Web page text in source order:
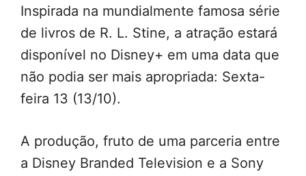
Inspirada na mundialmente famosa série
de livros de R. L. Stine, a atração estará
disponível no Disney+ em uma data que
não podia ser mais apropriada: Sexta-
feira 13 (13/10).
A produção, fruto de uma parceria entre
a Disney Branded Television e a Sony